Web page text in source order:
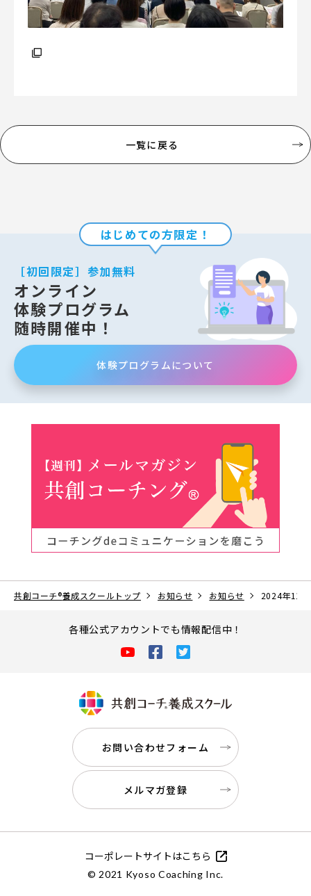
一覧に戻る
はじめての方限定！
［初回限定］参加無料
オンライン
体験プログラム
随時開催中！
体験プログラムについて
共創コーチ®養成スクールトップ お知らせ お知らせ 2024年11
各種公式アカウントでも情報配信中！
お問い合わせフォーム
メルマガ登録
コーポレートサイトはこちら
© 2021 Kyoso Coaching Inc.